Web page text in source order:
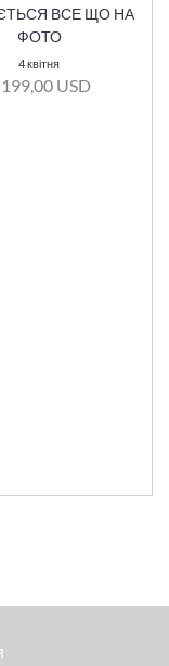
ВСЕ ЩО НА
ФОТО
4 квітня
199,00 USD